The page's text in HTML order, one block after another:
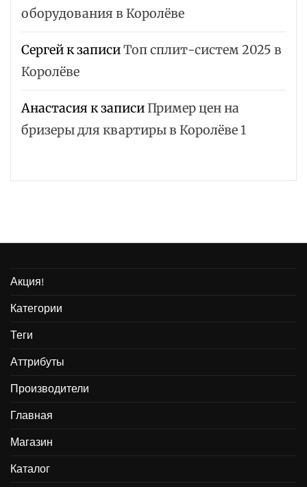
оборудования в Королёве
Сергейк записиТоп сплит-систем 2025 в
Королёве
Анастасия к записиПример цен на
бризеры для квартиры в Королёве 1
Акция!
Категории
Теги
Аттрибуты
Производители
Главная
Магазин
Каталог